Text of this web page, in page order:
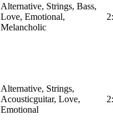
Alternative, Strings, Bass,
Love, Emotional,
Melancholic
Alternative, Strings,
Acousticguitar, Love,
Emotional